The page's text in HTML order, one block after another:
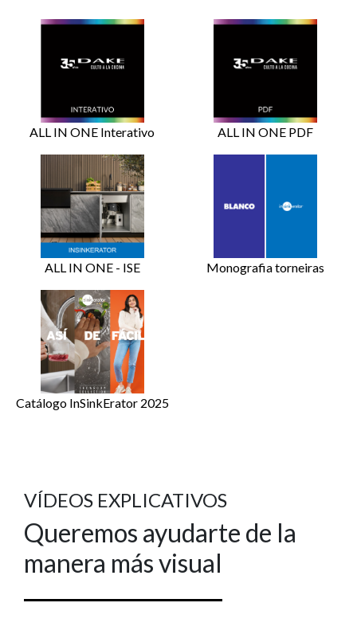
ALL IN ONE Interativo ALL IN ONE PDF
ALL IN ONE - ISE Monografia torneiras
Catálogo InSinkErator 2025
VÍDEOS EXPLICATIVOS
Queremos ayudarte de la
manera más visual